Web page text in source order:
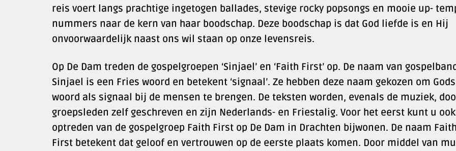
reis voert langs prachtige ingetogen ballades, stevige rocky popsongs en mooie up-
nummers naar de kern van haar boodschap. Deze boodschap is dat God liefde is en Hij
onvoorwaardelijk naast ons wil staan op onze levensreis.
Op De Dam treden de gospelgroepen ‘Sinjael’ en ‘Faith First’ op. De naam van
Sinjael is een Fries woord en betekent ‘signaal’. Ze hebben deze naam gekozen om Gods
woord als signaal bij de mensen te brengen. De teksten worden, evenals de muziek,
groepsleden zelf geschreven en zijn Nederlands- en Friestalig. Voor het eerst kunt u
optreden van de gospelgroep Faith First op De Dam in Drachten bijwonen. De naam Faith
First betekent dat geloof en vertrouwen op de eerste plaats komen. Door middel van